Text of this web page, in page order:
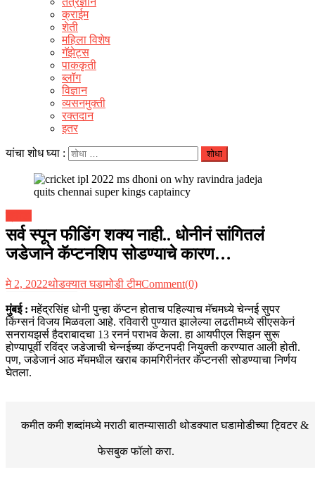
क्राईम
शेती
महिला विशेष
गॅझेट्स
पाककृती
ब्लॉग
विज्ञान
व्यसनमुक्ती
रक्‍तदान
इतर
यांचा शोध घ्या :
सर्व स्पून फीडिंग शक्य नाही.. धोनीनं सांगितलं
जडेजाने कॅप्टनशिप सोडण्याचे कारण…
मे 2, 2022थोडक्यात घडामोडी टीमComment(0)
मुंबई : महेंद्रसिंह धोनी पुन्हा कॅप्टन होताच पहिल्याच मॅचमध्ये चेन्नई सुपर
किंग्सनं विजय मिळवला आहे. रविवारी पुण्यात झालेल्या लढतीमध्ये सीएसकेनं
सनरायझर्स हैदराबादचा 13 रननं पराभव केला. हा आयपीएल सिझन सुरू
होण्यापूर्वी रविंद्र जडेजाची चेन्नईच्या कॅप्टनपदी नियुक्ती करण्यात आली होती.
पण, जडेजानं आठ मॅचमधील खराब कामगिरीनंतर कॅप्टनसी सोडण्याचा निर्णय
घेतला.
कमीत कमी शब्दांमध्ये मराठी बातम्यासाठी थोडक्यात घडामोडीच्याट्विटर &
फेसबुकफॉलो करा.